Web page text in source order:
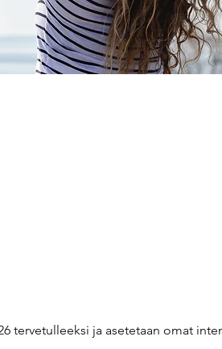
tervetulleeksi ja asetetaan omat